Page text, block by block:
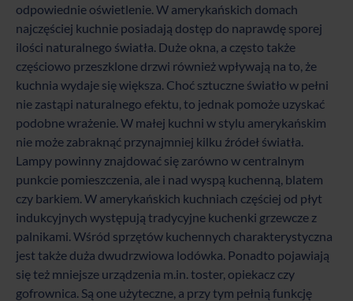
odpowiednie oświetlenie. W amerykańskich domach
najczęściej kuchnie posiadają dostęp do naprawdę sporej
ilości naturalnego światła. Duże okna, a często także
częściowo przeszklone drzwi również wpływają na to, że
kuchnia wydaje się większa. Choć sztuczne światło w pełni
nie zastąpi naturalnego efektu, to jednak pomoże uzyskać
podobne wrażenie. W małej kuchni w stylu amerykańskim
nie może zabraknąć przynajmniej kilku źródeł światła.
Lampy powinny znajdować się zarówno w centralnym
punkcie pomieszczenia, ale i nad wyspą kuchenną, blatem
czy barkiem. W amerykańskich kuchniach częściej od płyt
indukcyjnych występują tradycyjne kuchenki grzewcze z
palnikami. Wśród sprzętów kuchennych charakterystyczna
jest także duża dwudrzwiowa lodówka. Ponadto pojawiają
się też mniejsze urządzenia m.in. toster, opiekacz czy
gofrownica. Są one użyteczne, a przy tym pełnią funkcję